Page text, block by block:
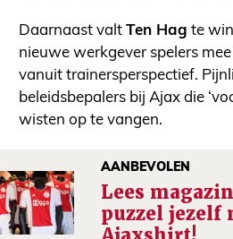
Daarnaast valt Ten Hag te
nieuwe werkgever spelers
vanuit trainersperspectief.
beleidsbepalers bij Ajax die
wisten op te vangen.
AANBEVOLEN
Lees
puzzel jezelf